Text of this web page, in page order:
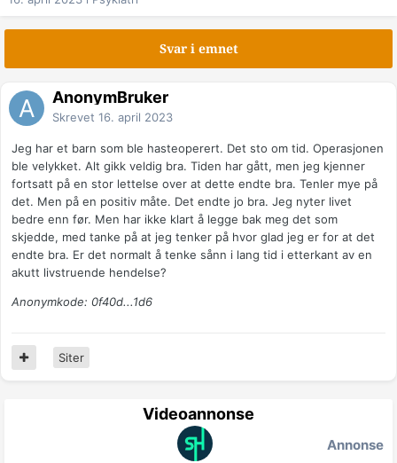
Svar i emnet
AnonymBruker
Skrevet 16. april 2023
Jeg har et barn som ble hasteoperert. Det sto om tid. Operasjonen
ble velykket. Alt gikk veldig bra. Tiden har gått, men jeg kjenner
fortsatt på en stor lettelse over at dette endte bra. Tenler mye på
det. Men på en positiv måte. Det endte jo bra. Jeg nyter livet
bedre enn før. Men har ikke klart å legge bak meg det som
skjedde, med tanke på at jeg tenker på hvor glad jeg er for at det
endte bra. Er det normalt å tenke sånn i lang tid i etterkant av en
akutt livstruende hendelse?
Anonymkode: 0f40d...1d6
Siter
Videoannonse
Annonse